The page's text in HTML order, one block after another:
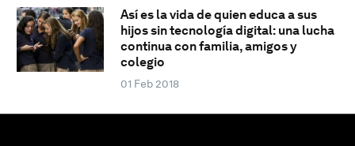
Así es la vida de quien educa a sus
hijos sin tecnología digital: una lucha
continua con familia, amigos y
colegio
01 Feb 2018